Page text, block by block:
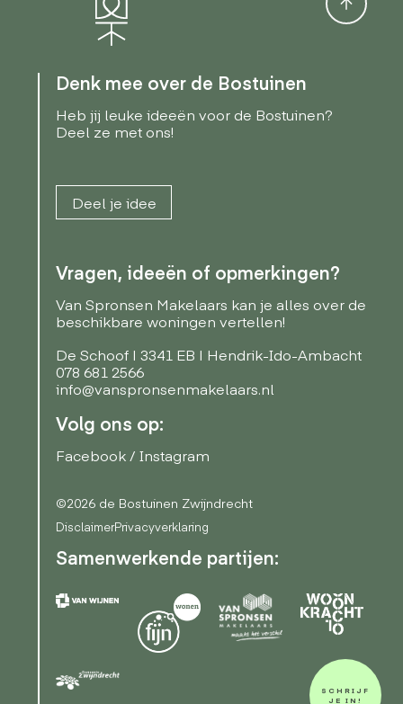
Denk mee over de Bostuinen
Heb jij leuke ideeën voor de Bostuinen?
Deel ze met ons!
Deel je idee
Vragen, ideeën of opmerkingen?
Van Spronsen Makelaars kan je alles over de
beschikbare woningen vertellen!
De Schoof | 3341 EB | Hendrik-Ido-Ambacht
078 681 2566
info@vanspronsenmakelaars.nl
Volg ons op:
Facebook/ Instagram
©2026 de Bostuinen Zwijndrecht
DisclaimerPrivacyverklaring
Samenwerkende partijen:
SCHRIJF
JE IN!